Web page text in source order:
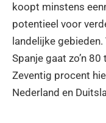
koopt minstens
potentieel voor
landelijke
Spanje gaat zo’n
Zeventig procent
Nederland en